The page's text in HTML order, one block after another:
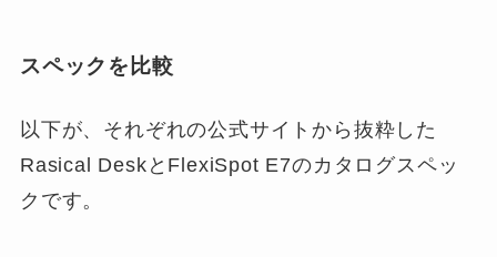
スペックを比較
以下が、それぞれの公式サイトから抜粋した
Rasical DeskとFlexiSpot E7のカタログスペッ
クです。